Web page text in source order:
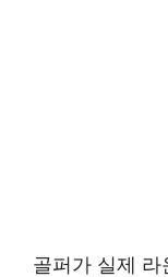
골퍼가 실제